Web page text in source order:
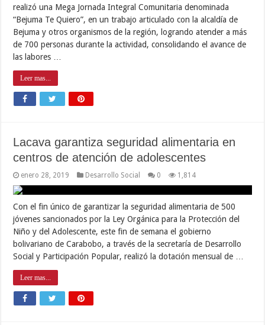
realizó una Mega Jornada Integral Comunitaria denominada
“Bejuma Te Quiero”, en un trabajo articulado con la alcaldía de
Bejuma y otros organismos de la región, logrando atender a más
de 700 personas durante la actividad, consolidando el avance de
las labores …
Leer mas...
Lacava garantiza seguridad alimentaria en
centros de atención de adolescentes
enero 28, 2019 Desarrollo Social 0 1,814
Con el fin único de garantizar la seguridad alimentaria de 500
jóvenes sancionados por la Ley Orgánica para la Protección del
Niño y del Adolescente, este fin de semana el gobierno
bolivariano de Carabobo, a través de la secretaría de Desarrollo
Social y Participación Popular, realizó la dotación mensual de …
Leer mas...